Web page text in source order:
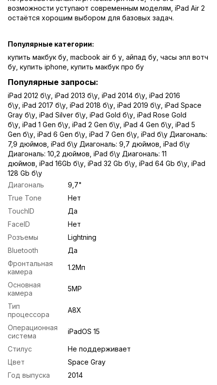
возможности уступают современным моделям, iPad Air 2
остаётся хорошим выбором для базовых задач.
Популярные категории:
купить макбук бу macbook air б у айпад бу часы эпл вотч
бу купить iphone купить макбук про бу
Популярные запросы:
iPad 2012 б\у iPad 2013 б\у iPad 2014 б\у iPad 2016
б\у iPad 2017 б\у iPad 2018 б\у iPad 2019 б\у iPad Space
Gray б\у iPad Silver б\у iPad Gold б\у iPad Rose Gold
б\у iPad 1 Gen б\у iPad 2 Gen б\у iPad 4 Gen б\у iPad 5
Gen б\у iPad 6 Gen б\у iPad 7 Gen б\у iPad б\у Диагональ:
7,9 дюймов iPad б\у Диагональ: 9,7 дюймов iPad б\у
Диагональ: 10,2 дюймов iPad б\у Диагональ: 11
дюймов iPad 16Gb б\у iPad 32 Gb б\у iPad 64 Gb б\у iPad
128 Gb б\у
Диагональ
9,7"
True Tone
Нет
TouchID
Да
FaceID
Нет
Розъемы
Lightning
Bluetooth
Да
Фронтальная
камера
1.2Мп
Основная
камера
5MP
Тип
процессора
A8X
Операционная
система
iPadOS 15
Стилус
Не поддерживает
Цвет
Space Gray
Год выпуска
2014